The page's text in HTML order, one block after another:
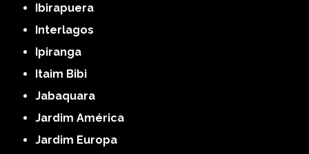
Ibirapuera
Interlagos
Ipiranga
Itaim Bibi
Jabaquara
Jardim América
Jardim Europa